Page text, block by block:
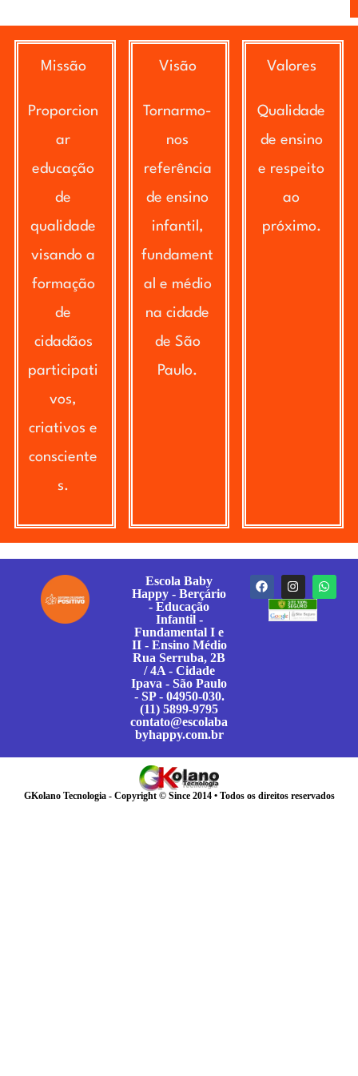
Missão
Proporcion
ar
educação
de
qualidade
visando a
formação
de
cidadãos
participati
vos,
criativos e
consciente
s.
Visão
Tornarmo-
nos
referência
de ensino
infantil,
fundament
al e médio
na cidade
de São
Paulo.
Valores
Qualidade
de ensino
e respeito
ao
próximo.
Escola Baby
Happy - Berçário
- Educação
Infantil -
Fundamental I e
II - Ensino Médio
Rua Serruba, 2B
/ 4A - Cidade
Ipava - São Paulo
- SP - 04950-030.
(11) 5899-9795
contato@escolaba
byhappy.com.br
GKolano Tecnologia - Copyright © Since 2014 • Todos os direitos reservados